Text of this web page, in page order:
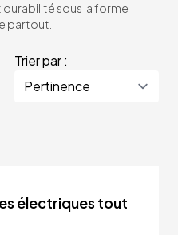
durabilité sous la forme
partout.
Trier par :
électriques tout